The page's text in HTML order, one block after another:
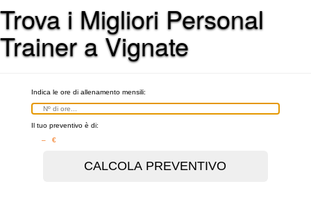
Trova i Migliori Personal
Trainer a Vignate
Indica le ore di allenamento mensili:
Il tuo preventivo è di:
– €